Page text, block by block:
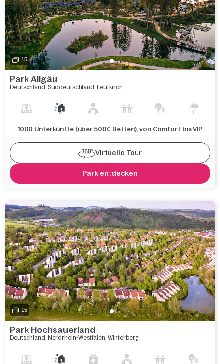
15
Park Allgäu
Deutschland, Süddeutschland, Leutkirch
1000 Unterkünfte (über 5000 Betten), von Comfort bis VIP
Virtuelle Tour
Park entdecken
15
Park Hochsauerland
Deutschland Nordrhein-Westfalen Winterberg